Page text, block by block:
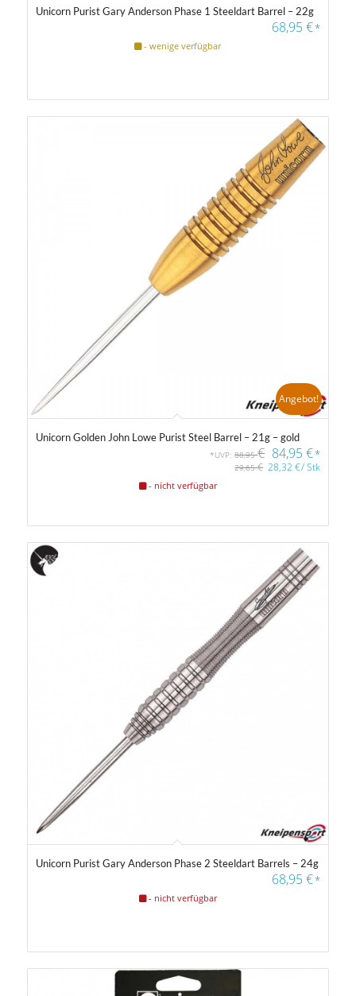
Unicorn Purist Gary Anderson Phase 1 Steeldart Barrel – 22g
68,95€*
- wenige verfügbar
Unicorn Golden John Lowe Purist Steel Barrel – 21g – gold
*UVP: 88,95€ 84,95€*
Angebot!
29,65€ 28,32€/Stk
- nicht verfügbar
Unicorn Purist Gary Anderson Phase 2 Steeldart Barrels – 24g
68,95€*
- nicht verfügbar